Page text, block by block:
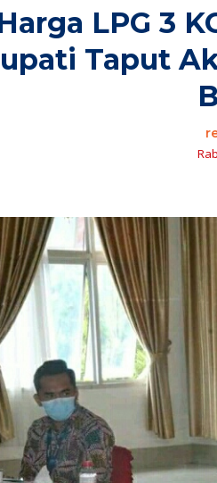
LPG 3
Taput